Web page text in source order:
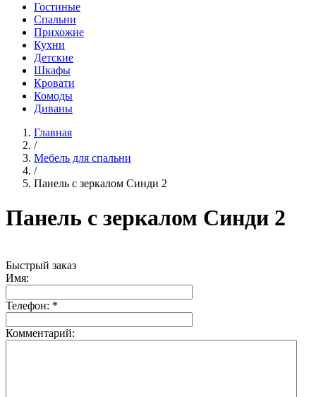
Гостиные
Спальни
Прихожие
Кухни
Детские
Шкафы
Кровати
Комоды
Диваны
Главная
/
Мебель для спальни
/
Панель с зеркалом Синди 2
Панель с зеркалом Синди 2
Быстрый заказ
Имя:
Телефон: *
Комментарий: